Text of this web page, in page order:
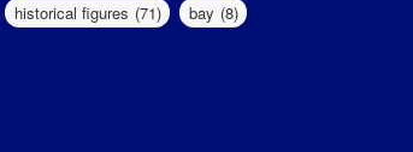
historical figures (71) bay (8)